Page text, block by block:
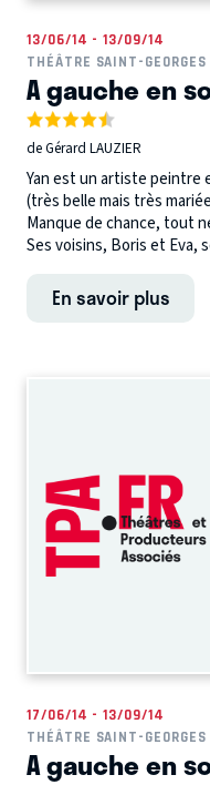
13/06/14 - 13/09/14
THÉÂTRE SAINT-GEORGES
A gauche en
de Gérard LAUZIER
Yan est un artiste peintre
(très belle mais très
Manque de chance, tout
Ses voisins, Boris et Eva,
En savoir plus
17/06/14 - 13/09/14
THÉÂTRE SAINT-GEORGES
A gauche en